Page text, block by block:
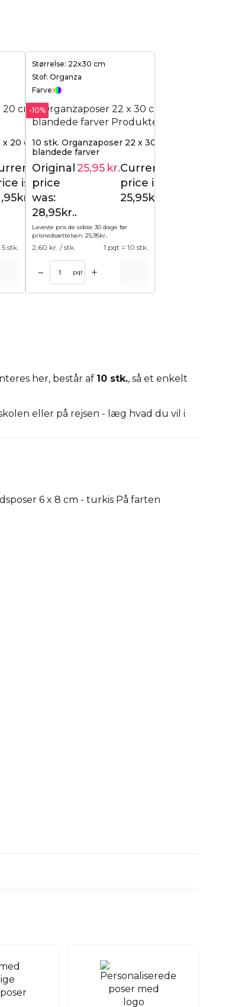
20 cm -
24,95 kr.
is:
stk.
Størrelse: 22x30 cm
Stof: Organza
Farve:
-10%
10 stk. Organzaposer 22 x 30 cm -
blandede farver
Original
price
was:
28,95kr..
25,95 kr.Current
price is:
25,95kr..
Laveste pris de sidste 30 dage før
prisnedsættelsen: 25,95kr.
2,60 kr. / stk. 1 pqt = 10 stk.
– pqt +
her, består af 10 stk., så et enkelt
eller på rejsen - læg hvad du vil i